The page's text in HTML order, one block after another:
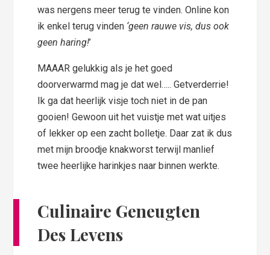
was nergens meer terug te vinden. Online kon
ik enkel terug vinden ‘geen rauwe vis, dus ook
geen haring!’
MAAAR gelukkig als je het goed
doorverwarmd mag je dat wel….. Getverderrie!
Ik ga dat heerlijk visje toch niet in de pan
gooien! Gewoon uit het vuistje met wat uitjes
of lekker op een zacht bolletje. Daar zat ik dus
met mijn broodje knakworst terwijl manlief
twee heerlijke harinkjes naar binnen werkte.
Culinaire Geneugten
Des Levens